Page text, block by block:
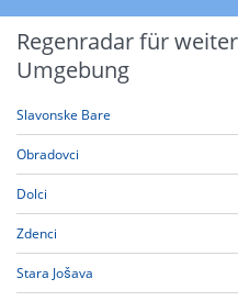
Regenradar für
Umgebung
Slavonske Bare
Obradovci
Dolci
Zdenci
Stara Jošava